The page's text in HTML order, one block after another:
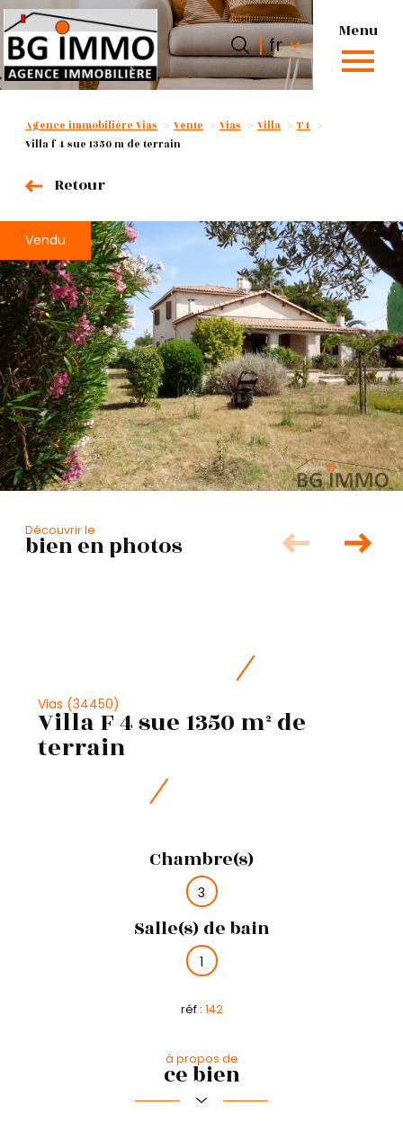
Menu
Langue
fr
Accueil 0 Langue
fr
Agence immobilière Vias Vente Vias Villa
T4
Villa f 4 sue 1350 m de terrain
Retour
Vendu
Découvrir le
bien en photos
Vias (34450)
Villa F 4 sue 1350 m² de
terrain
Chambre(s)
3
Salle(s) de bain
1
réf : 142
à propos de
ce bien